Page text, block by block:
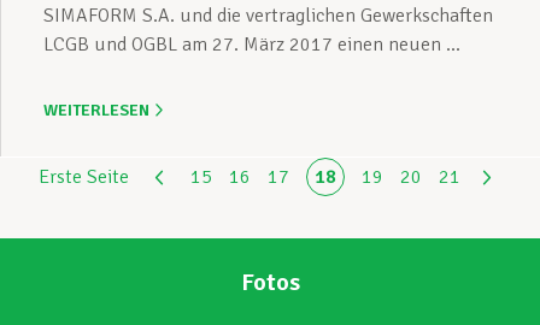
SIMAFORM S.A. und die vertraglichen Gewerkschaften
LCGB und OGBL am 27. März 2017 einen neuen ...
WEITERLESEN
Erste Seite 15 16 17 18 19 20 21
Fotos